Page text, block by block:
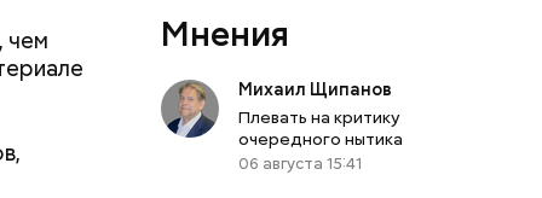
чем
Мнения
Михаил Щипанов
Плевать на критику
очередного нытика
06 августа 15:41